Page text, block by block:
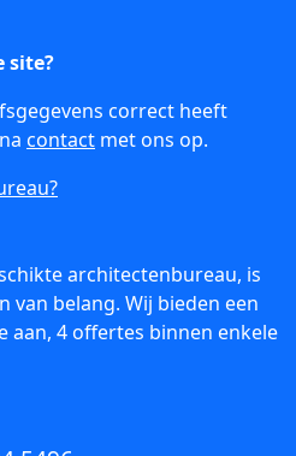
site?
correct heeft
contact met ons op.
architectenbureau, is
van belang. Wij bieden een
aan, 4 offertes binnen enkele